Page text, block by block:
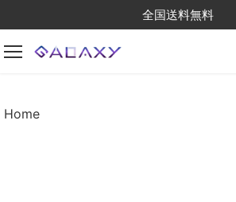
to
content
全国送料無料
Home